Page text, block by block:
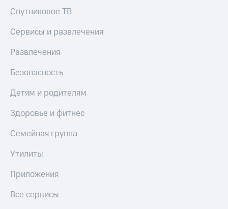
Спутниковое ТВ
Сервисы и развлечения
Развлечения
Безопасность
Детям и родителям
Здоровье и фитнес
Семейная группа
Утилиты
Приложения
Все сервисы